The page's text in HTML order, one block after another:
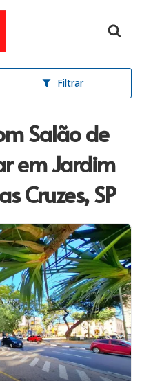
inicial
Filtrar
Salão de
em Jardim
Cruzes, SP